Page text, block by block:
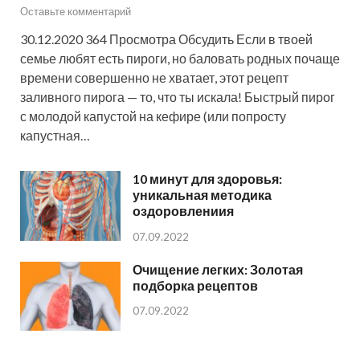
Оставьте комментарий
30.12.2020 364 Просмотра Обсудить Если в твоей
семье любят есть пироги, но баловать родных почаще
времени совершенно не хватает, этот рецепт
заливного пирога — то, что ты искала! Быстрый пирог
с молодой капустой на кефире (или попросту
капустная…
10 минут для здоровья:
уникальная методика
оздоровлениия
07.09.2022
Очищение легких: Золотая
подборка рецептов
07.09.2022